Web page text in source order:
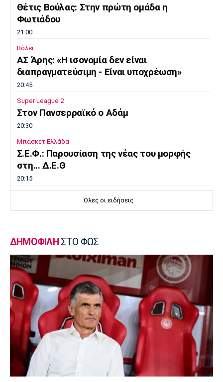
Θέτις Βούλας: Στην πρώτη ομάδα η
Φωτιάδου
21:00
Βόλεϊ
ΑΣ Άρης: «Η ισονομία δεν είναι
διαπραγματεύσιμη - Είναι υποχρέωση»
20:45
Super League 2
Στον Πανσερραϊκό ο Αδάμ
20:30
Μπάσκετ Ελλάδα
Σ.Ε.Φ.: Παρουσίαση της νέας του μορφής
στη... Δ.Ε.Θ
20:15
«Όχι του Θεμπάγιος σε σούπερ πρόταση
Εθνικές Μπάσκετ
Καβελίδη: «Η Εθνική Νεανίδων είναι
οικογένεια, να απολαύσουμε τη στιγμή»
(pics)
19:45
Εθνικές Μπάσκετ
Σκαλωμένος: «Θέλουμε ένα γεμάτο γήπεδο
να μας στηρίξει»
19:30
Μπάσκετ Ελλάδα
Παραμένει στο Περιστέρι ο Ιτούνας
Όλες οι ειδήσεις
ΔΗΜΟΦΙΛΗ ΣΤΟ ΦΩΣ